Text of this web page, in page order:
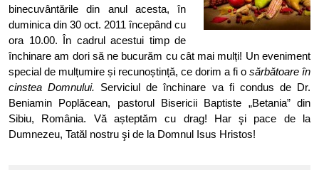
binecuvântările din anul acesta, în
duminica din 30 oct. 2011 începând cu
ora 10.00. În cadrul acestui timp de
închinare am dori să ne bucurăm cu cât mai mulți! Un eveniment
special de mulțumire și recunoștință, ce dorim a fi o sărbătoare în
cinstea Domnului. Serviciul de închinare va fi condus de Dr.
Beniamin Poplăcean, pastorul Bisericii Baptiste „Betania” din
Sibiu, România. Vă așteptăm cu drag! Har şi pace de la
Dumnezeu, Tatăl nostru şi de la Domnul Isus Hristos!